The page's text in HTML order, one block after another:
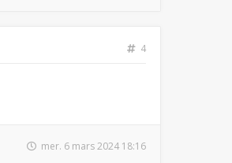
4
mer. 6 mars 2024 18:16